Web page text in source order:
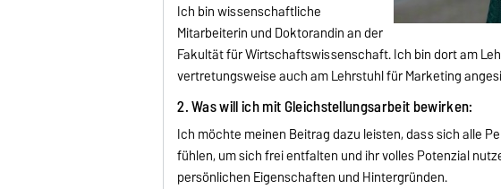
Ich bin wissenschaftliche
Mitarbeiterin und Doktorandin an der
Fakultät für Wirtschaftswissenschaft. Ich bin dort am
vertretungsweise auch am Lehrstuhl für Marketing
2. Was will ich mit Gleichstellungsarbeit bewirken:
Ich möchte meinen Beitrag dazu leisten, dass sich alle
fühlen, um sich frei entfalten und ihr volles Potenzial
persönlichen Eigenschaften und Hintergründen.